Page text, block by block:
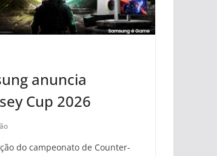
anuncia
Cup 2026
do campeonato de Counter-